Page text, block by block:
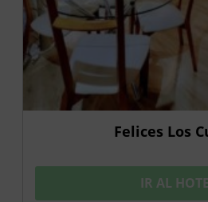
Felices Los
IR AL